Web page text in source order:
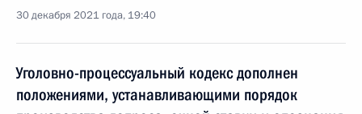
30 декабря 2021 года, 19:40
Уголовно-процессуальный кодекс дополнен
положениями, устанавливающими порядок